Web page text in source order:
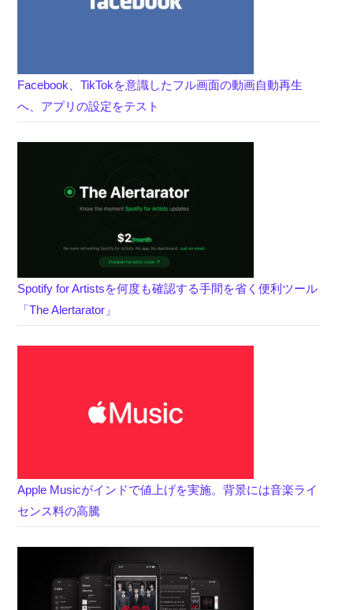
Facebook、TikTokを意識したフル画面の動画自動再生
へ、アプリの設定をテスト
Spotify for Artistsを何度も確認する手間を省く便利ツール
「The Alertarator」
Apple Musicがインドで値上げを実施。背景には音楽ライ
センス料の高騰